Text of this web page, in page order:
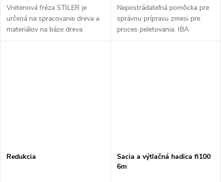
Vretenová fréza STILER je
určená na spracovanie dreva a
materiálov na báze dreva
frézovaním. S použitím
Nepostrádateľná pomôcka pre
správnu prípravu zmesi pre
proces peletovania. IBA
trubicový vlhkomer bude
Redukcia
Sacia a výtlačná hadica fi100
6m